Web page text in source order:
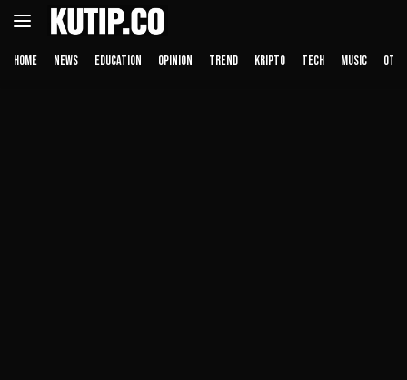
Langsung
HOME NEWS EDUCATION OPINION TREND KRIPTO TECH MUSIC